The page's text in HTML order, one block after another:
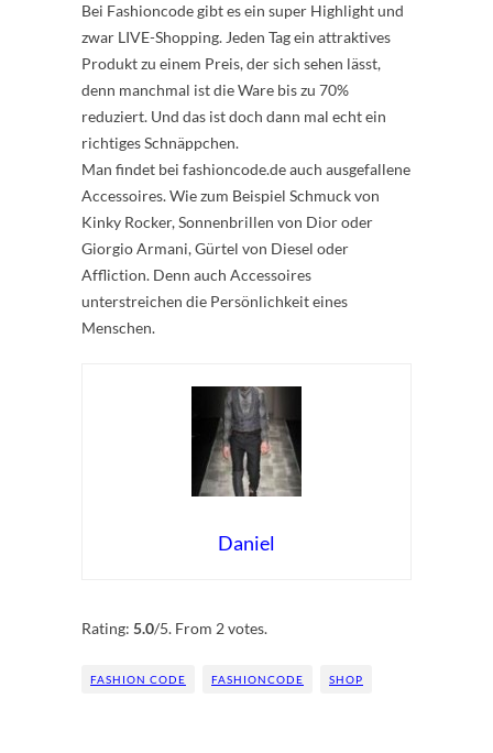
Bei Fashioncode gibt es ein super Highlight und
zwar LIVE-Shopping. Jeden Tag ein attraktives
Produkt zu einem Preis, der sich sehen lässt,
denn manchmal ist die Ware bis zu 70%
reduziert. Und das ist doch dann mal echt ein
richtiges Schnäppchen.
Man findet bei fashioncode.de auch ausgefallene
Accessoires. Wie zum Beispiel Schmuck von
Kinky Rocker, Sonnenbrillen von Dior oder
Giorgio Armani, Gürtel von Diesel oder
Affliction. Denn auch Accessoires
unterstreichen die Persönlichkeit eines
Menschen.
Daniel
Rating: 5.0/5. From 2 votes.
FASHION CODE FASHIONCODE SHOP